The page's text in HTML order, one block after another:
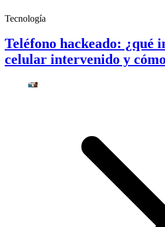
Tecnología
Teléfono hackeado: ¿qué
celular intervenido y